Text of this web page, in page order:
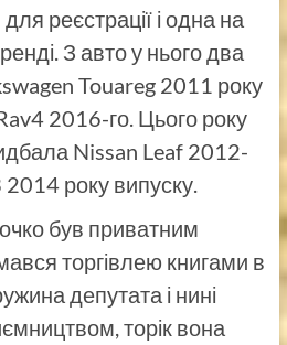
реєстрації і одна на
З авто у нього два
Touareg 2011 року
2016-го. Цього року
Nissan Leaf 2012-
року випуску.
був приватним
торгівлею книгами в
депутата і нині
торік вона